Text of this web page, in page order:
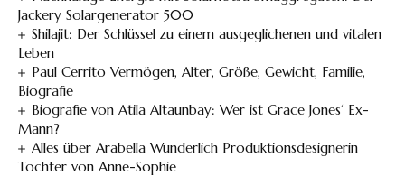
Jackery Solargenerator 500
Shilajit: Der Schlüssel zu einem ausgeglichenen und vitalen
Leben
Paul Cerrito Vermögen, Alter, Größe, Gewicht, Familie,
Biografie
Biografie von Atila Altaunbay: Wer ist Grace Jones‘ Ex-
Mann?
Alles über Arabella Wunderlich Produktionsdesignerin
Tochter von Anne-Sophie